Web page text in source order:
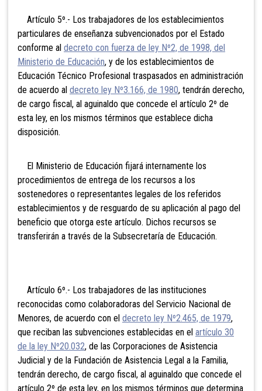
Artículo 5º.- Los trabajadores de los establecimientos
particulares de enseñanza subvencionados por el Estado
conforme al decreto con fuerza de ley Nº2, de 1998, del
Ministerio de Educación, y de los establecimientos de
Educación Técnico Profesional traspasados en administración
de acuerdo al decreto ley Nº3.166, de 1980, tendrán derecho,
de cargo fiscal, al aguinaldo que concede el artículo 2º de
esta ley, en los mismos términos que establece dicha
disposición.
El Ministerio de Educación fijará internamente los
procedimientos de entrega de los recursos a los
sostenedores o representantes legales de los referidos
establecimientos y de resguardo de su aplicación al pago del
beneficio que otorga este artículo. Dichos recursos se
transferirán a través de la Subsecretaría de Educación.
Artículo 6º.- Los trabajadores de las instituciones
reconocidas como colaboradoras del Servicio Nacional de
Menores, de acuerdo con el decreto ley Nº2.465, de 1979,
que reciban las subvenciones establecidas en el artículo 30
de la ley Nº20.032, de las Corporaciones de Asistencia
Judicial y de la Fundación de Asistencia Legal a la Familia,
tendrán derecho, de cargo fiscal, al aguinaldo que concede el
artículo 2º de esta ley, en los mismos términos que determina